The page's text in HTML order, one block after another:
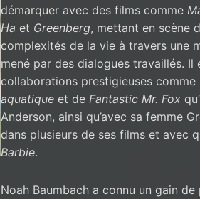
démarquer avec des films comme
Ha et Greenberg, mettant en scène
complexités de la vie à travers une
mené par des dialogues travaillés. Il
collaborations prestigieuses comme
aquatique et de Fantastic Mr. Fox
Anderson, ainsi qu’avec sa femme
dans plusieurs de ses films et avec
Barbie.
Noah Baumbach a connu un gain